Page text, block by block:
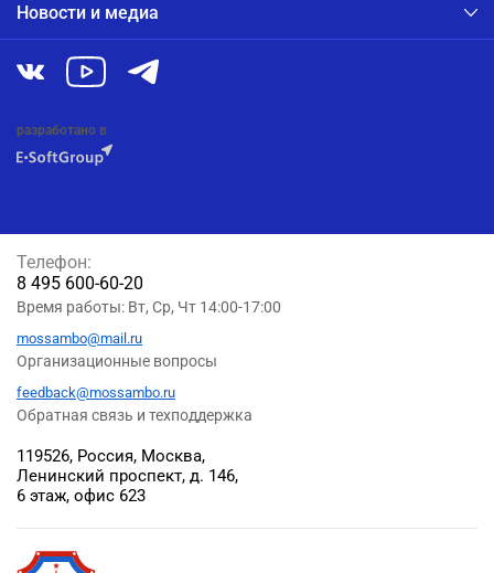
Новости и медиа
разработано в
119526, Россия, Москва,
Ленинский проспект, д. 146,
6 этаж, офис 623
Телефон:
8 495 600-60-20
Время работы: Вт, Ср, Чт 14:00-17:00
mossambo@mail.ru
Организационные вопросы
feedback@mossambo.ru
Обратная связь и техподдержка